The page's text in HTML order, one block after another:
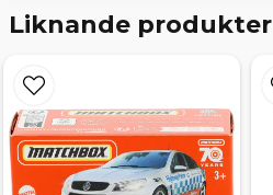
Liknande produkter